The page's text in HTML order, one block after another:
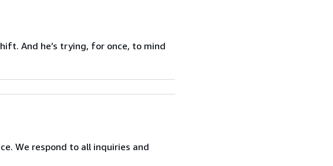
And he’s trying, for once, to mind
We respond to all inquiries and